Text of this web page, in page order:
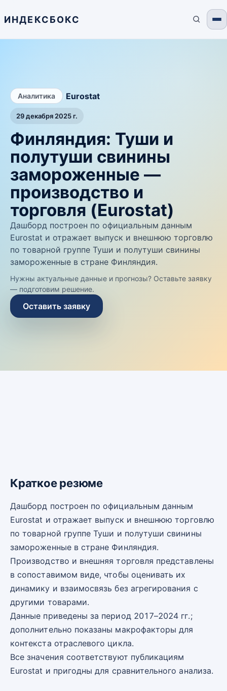
ИНДЕКСБОКС
Аналитика Eurostat
29 декабря 2025 г.
Финляндия: Туши и
полутуши свинины
замороженные —
производство и
торговля (Eurostat)
Дашборд построен по официальным данным
Eurostat и отражает выпуск и внешнюю торговлю
по товарной группе Туши и полутуши свинины
замороженные в стране Финляндия.
Нужны актуальные данные и прогнозы? Оставьте заявку
— подготовим решение.
Оставить заявку
Краткое резюме
Дашборд построен по официальным данным
Eurostat и отражает выпуск и внешнюю торговлю
по товарной группе Туши и полутуши свинины
замороженные в стране Финляндия.
Производство и внешняя торговля представлены
в сопоставимом виде, чтобы оценивать их
динамику и взаимосвязь без агрегирования с
другими товарами.
Данные приведены за период 2017–2024 гг.;
дополнительно показаны макрофакторы для
контекста отраслевого цикла.
Все значения соответствуют публикациям
Eurostat и пригодны для сравнительного анализа.